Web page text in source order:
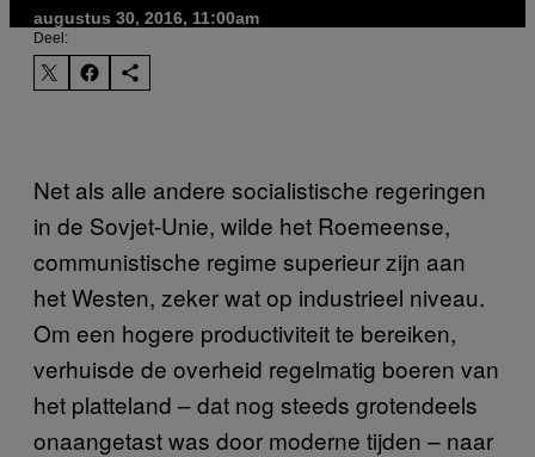
augustus 30, 2016, 11:00am
Deel:
Net als alle andere socialistische regeringen
in de Sovjet-Unie, wilde het Roemeense,
communistische regime superieur zijn aan
het Westen, zeker wat op industrieel niveau.
Om een hogere productiviteit te bereiken,
verhuisde de overheid regelmatig boeren van
het platteland – dat nog steeds grotendeels
onaangetast was door moderne tijden – naar